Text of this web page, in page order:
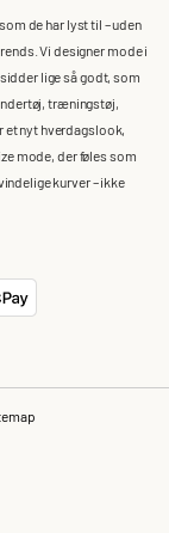
de har lyst til – uden
Vi designer mode i
lige så godt, som
træningstøj,
et nyt hverdagslook,
mode, der føles som
kurver – ikke